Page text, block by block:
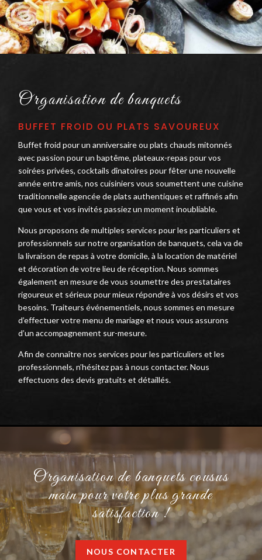
Organisation de banquets
BUFFET FROID OU PLATS SAVOUREUX
Buffet froid pour un anniversaire ou plats chauds mitonnés
avec passion pour un baptême, plateaux-repas pour vos
soirées privées, cocktails dînatoires pour fêter une nouvelle
année entre amis, nos cuisiniers vous soumettent une cuisine
traditionnelle agencée de plats authentiques et raffinés afin
que vous et vos invités passiez un moment inoubliable.
Nous proposons de multiples services pour les particuliers et
professionnels sur notre organisation de banquets, cela va de
la livraison de repas à votre domicile, à la location de matériel
et décoration de votre lieu de réception. Nous sommes
également en mesure de vous soumettre des prestataires
rigoureux et sérieux pour mieux répondre à vos désirs et vos
besoins. Traiteurs événementiels, nous sommes en mesure
d’effectuer votre menu de mariage et nous vous assurons
d’un accompagnement sur-mesure.
Afin de connaître nos services pour les particuliers et les
professionnels, n’hésitez pas à nous contacter. Nous
effectuons des devis gratuits et détaillés.
Organisation de banquets cousus
main pour votre plus grande
satisfaction !
NOUS CONTACTER